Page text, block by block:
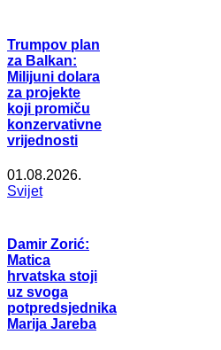
Trumpov plan
za Balkan:
Milijuni dolara
za projekte
koji promiču
konzervativne
vrijednosti
01.08.2026.
Svijet
Damir Zorić:
Matica
hrvatska stoji
uz svoga
potpredsjednika
Marija Jareba